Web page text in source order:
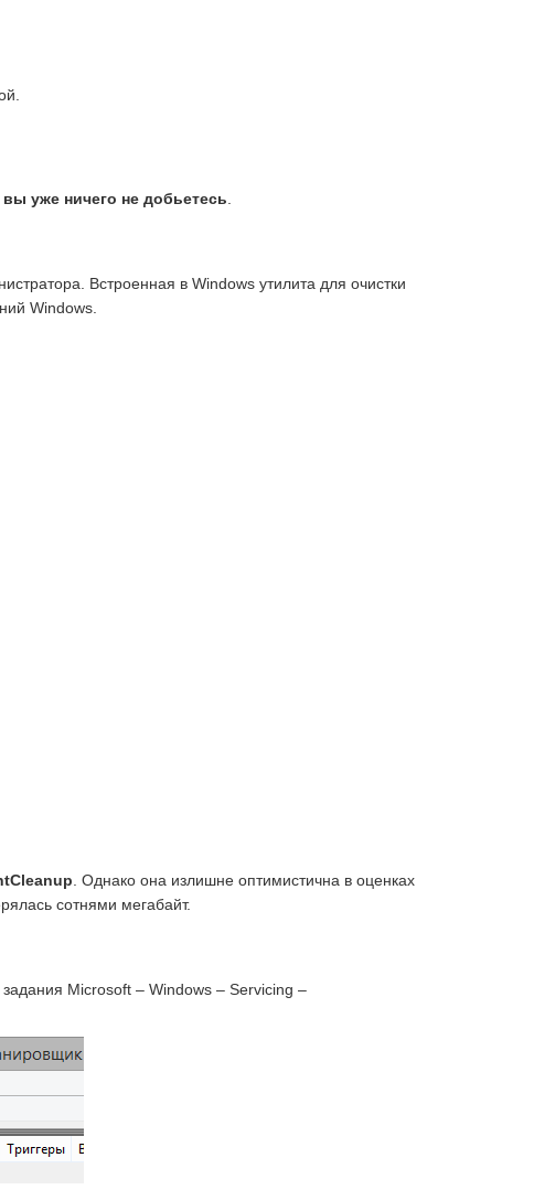
уже ничего не добьетесь
Встроенная в Windows утилита для очистки
Windows.
. Однако она излишне оптимистична в оценках
сотнями мегабайт.
Microsoft – Windows – Servicing –